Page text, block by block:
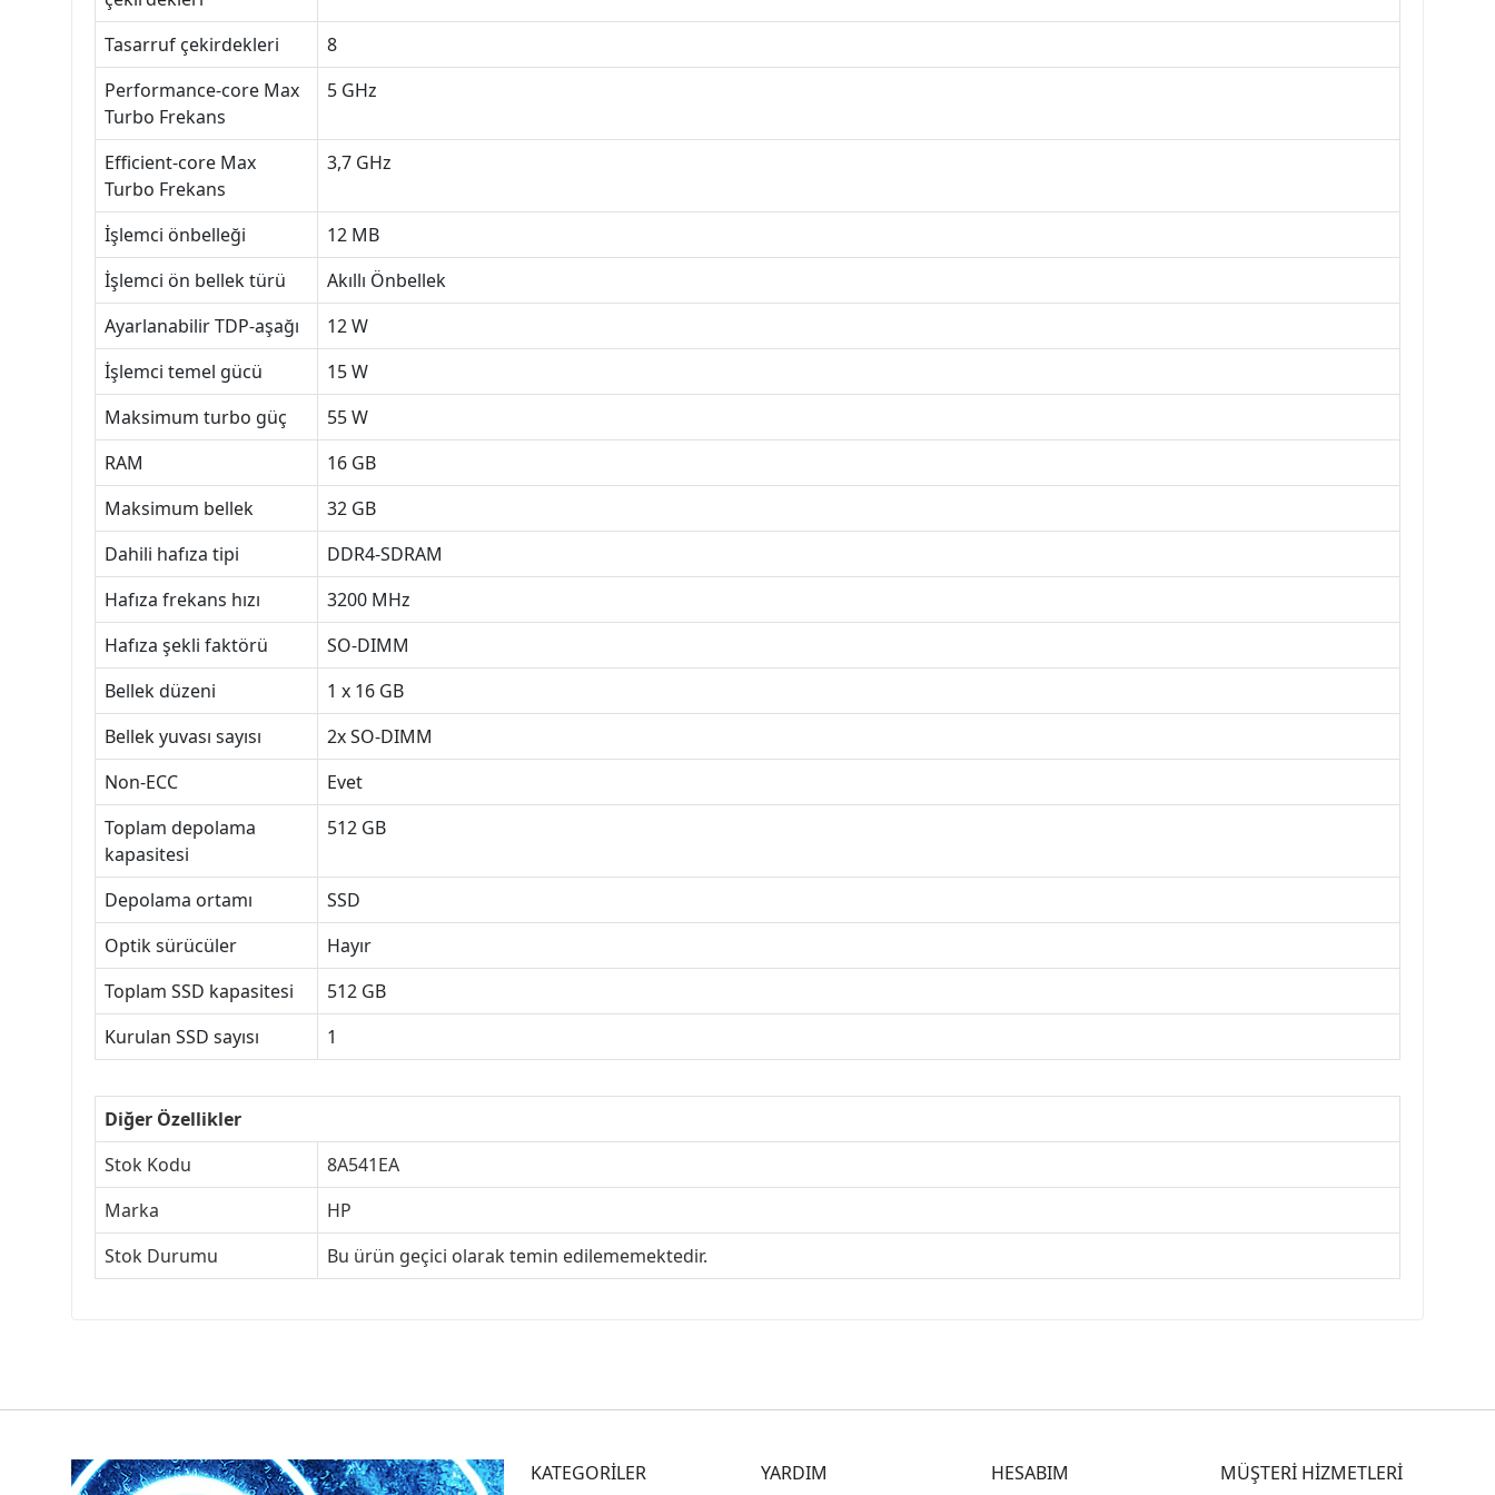
Tasarruf çekirdekleri
8
Performance-core Max
Turbo Frekans
5 GHz
Efficient-core Max
Turbo Frekans
3,7 GHz
İşlemci önbelleği
12 MB
İşlemci ön bellek türü
Akıllı Önbellek
Ayarlanabilir TDP-aşağı
12 W
İşlemci temel gücü
15 W
Maksimum turbo güç
55 W
RAM
16 GB
Maksimum bellek
32 GB
Dahili hafıza tipi
DDR4-SDRAM
Hafıza frekans hızı
3200 MHz
Hafıza şekli faktörü
SO-DIMM
Bellek düzeni
1 x 16 GB
Bellek yuvası sayısı
2x SO-DIMM
Non-ECC
Evet
Toplam depolama
kapasitesi
512 GB
Depolama ortamı
SSD
Optik sürücüler
Hayır
Toplam SSD kapasitesi
512 GB
Kurulan SSD sayısı
1
Diğer Özellikler
Stok Kodu
8A541EA
Marka
HP
Stok Durumu
Bu ürün geçici olarak temin edilememektedir.
KATEGORİLER YARDIM HESABIM MÜŞTERİ HİZMETLERİ